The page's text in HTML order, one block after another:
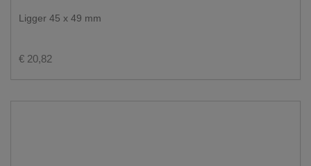
Ligger 45 x 49 mm
€ 20,82